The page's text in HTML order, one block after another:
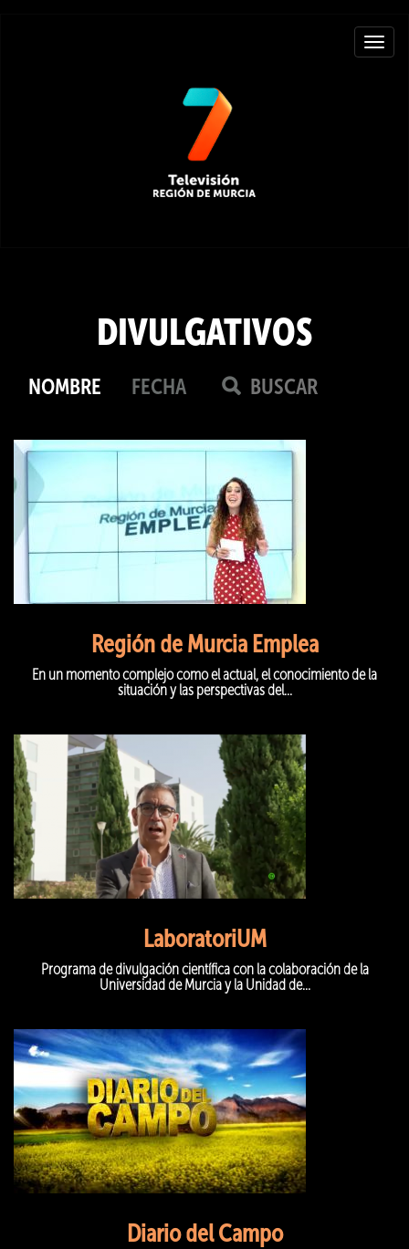
Toggle
DIVULGATIVOS
NOMBRE FECHA
Región de Murcia Emplea
En un momento complejo como el actual, el conocimiento de la
situación y las perspectivas del...
LaboratoriUM
Programa de divulgación científica con la colaboración de la
Universidad de Murcia y la Unidad de...
Diario del Campo